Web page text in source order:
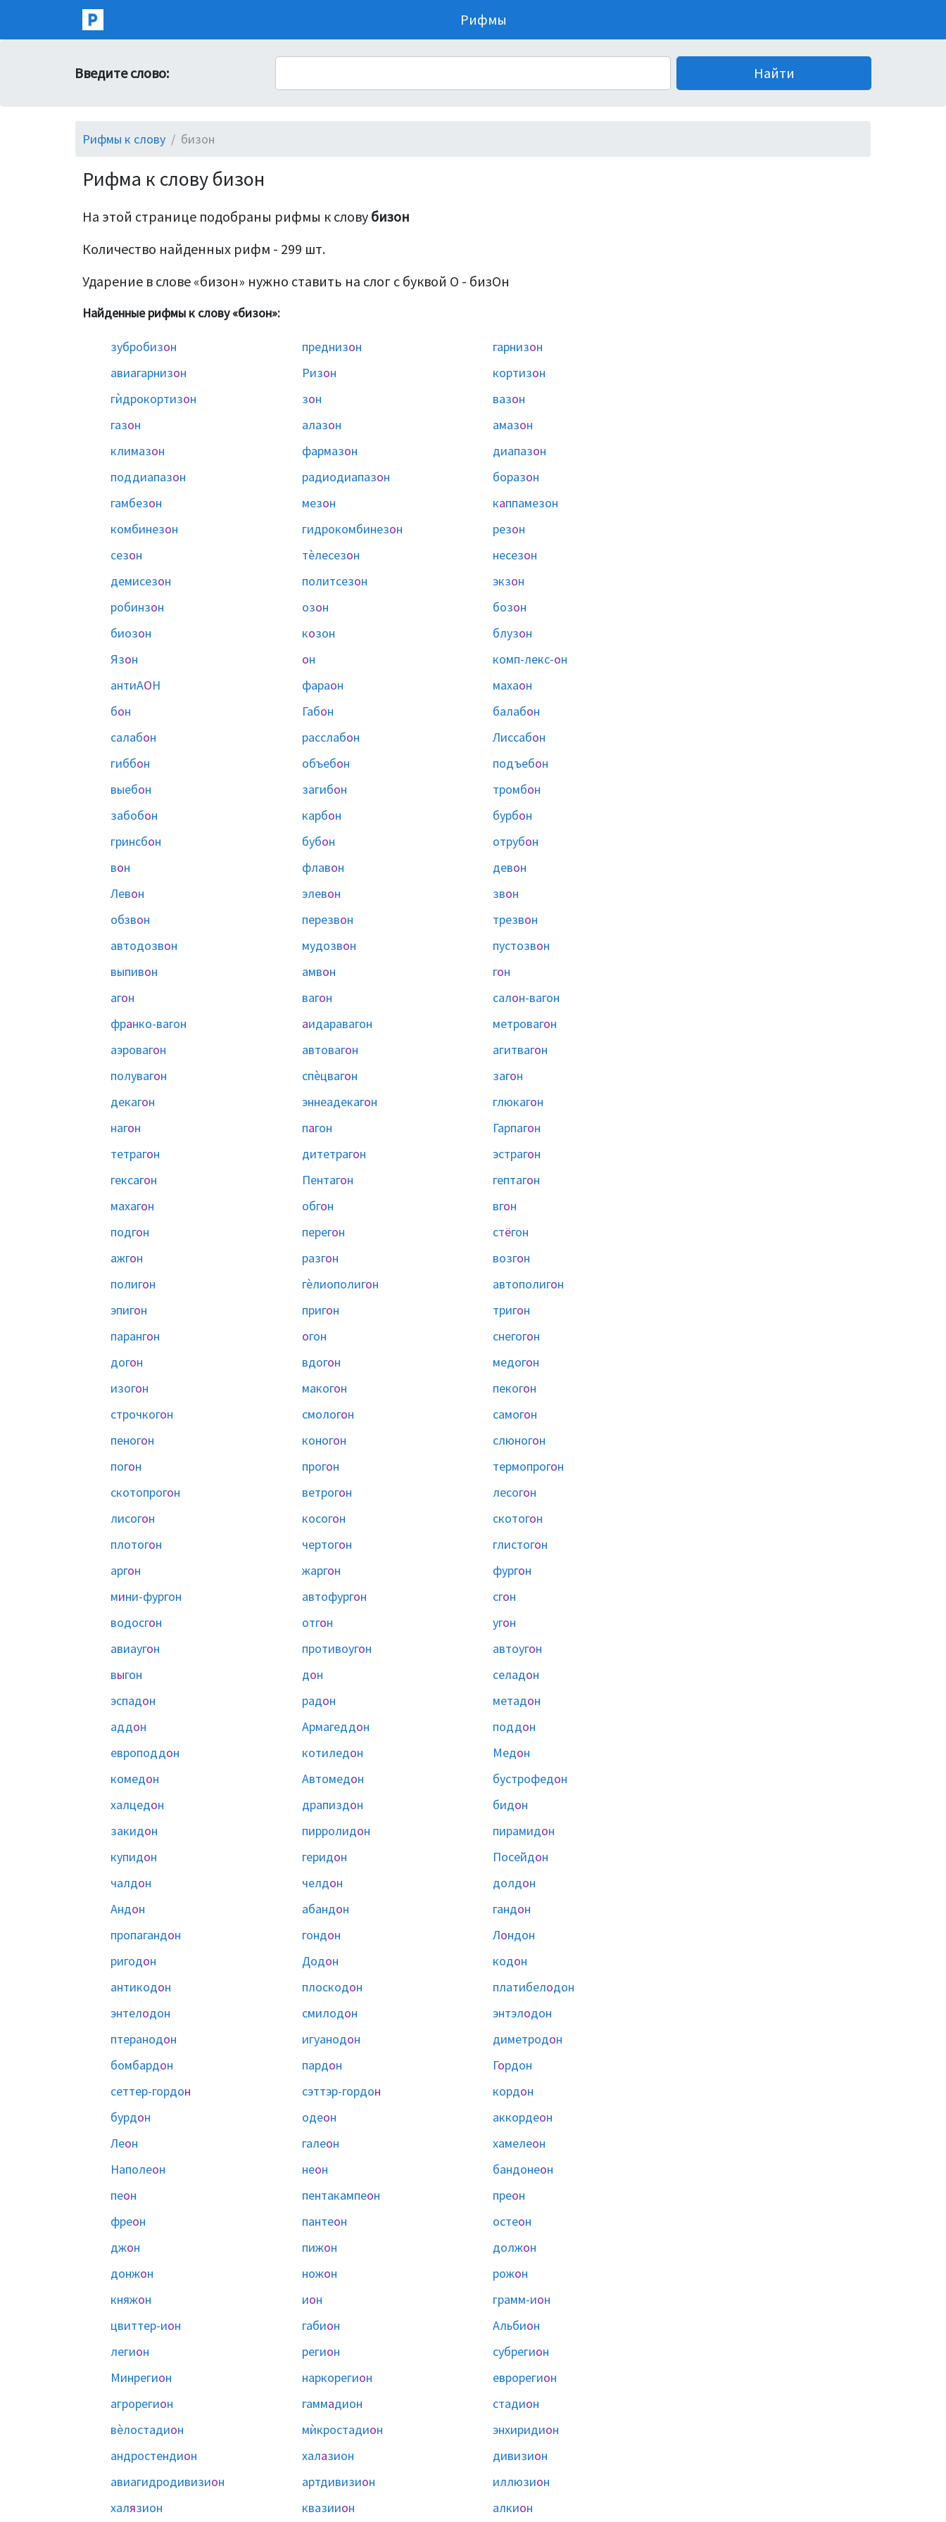
Рифмы
Введите слово:
Рифмы к слову бизон
Рифма к слову бизон
На этой странице подобраны рифмы к слову бизон
Количество найденных рифм - 299 шт.
Ударение в слове «бизон» нужно ставить на слог с буквой О - бизОн
Найденные рифмы к слову «бизон»:
зубробизон преднизон гарнизон
авиагарнизон Ризон кортизон
гѝдрокортизон зон вазон
газон алазон амазон
климазон фармазон диапазон
поддиапазон радиодиапазон боразон
гамбезон мезон каппамезон
комбинезон гидрокомбинезон резон
сезон тѐлесезон несезон
демисезон политсезон экзон
робинзон озон бозон
биозон козон блузон
Язон он комп-лекс-он
антиАОН фараон махаон
бон Габон балабон
салабон расслабон Лиссабон
гиббон объебон подъебон
выебон загибон тромбон
забобон карбон бурбон
гринсбон бубон отрубон
вон флавон девон
Левон элевон звон
обзвон перезвон трезвон
автодозвон мудозвон пустозвон
выпивон амвон гон
агон вагон салон-вагон
франко-вагон аидаравагон метровагон
аэровагон автовагон агитвагон
полувагон спѐцвагон загон
декагон эннеадекагон глюкагон
нагон пагон Гарпагон
тетрагон дитетрагон эстрагон
гексагон Пентагон гептагон
махагон обгон вгон
подгон перегон стёгон
ажгон разгон возгон
полигон гѐлиополигон автополигон
эпигон пригон тригон
парангон огон снегогон
догон вдогон медогон
изогон макогон пекогон
строчкогон смологон самогон
пеногон коногон слюногон
погон прогон термопрогон
скотопрогон ветрогон лесогон
лисогон косогон скотогон
плотогон чертогон глистогон
аргон жаргон фургон
мини-фургон автофургон сгон
водосгон отгон угон
авиаугон противоугон автоугон
выгон дон селадон
эспадон радон метадон
аддон Армагеддон поддон
европоддон котиледон Медон
комедон Автомедон бустрофедон
халцедон драпиздон бидон
закидон пирролидон пирамидон
купидон геридон Посейдон
чалдон челдон долдон
Андон абандон гандон
пропагандон гондон Лондон
ригодон Додон кодон
антикодон плоскодон платибелодон
энтелодон смилодон энтэлодон
птеранодон игуанодон диметродон
бомбардон пардон Гордон
сеттер-гордон сэттэр-гордон кордон
бурдон одеон аккордеон
Леон галеон хамелеон
Наполеон неон бандонеон
пеон пентакампеон преон
фреон пантеон остеон
джон пижон должон
донжон ножон рожон
княжон ион грамм-ион
цвиттер-ион габион Альбион
легион регион субрегион
Минрегион наркорегион еврорегион
агрорегион гаммадион стадион
вѐлостадион мѝкростадион энхиридион
андростендион халазион дивизион
авиагидродивизион артдивизион иллюзион
халязион квазиион алкион